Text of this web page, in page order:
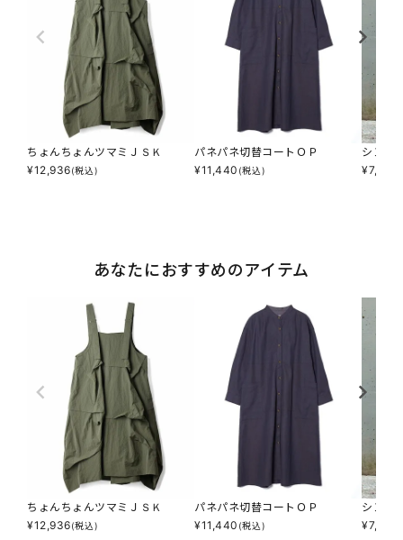
ちょんちょんツマミＪＳＫ
¥12,936(税込)
パネパネ切替コートＯＰ
¥11,440 (税込)
シンプ
¥7,590
あなたにおすすめのアイテム
ちょんちょんツマミＪＳＫ
¥12,936(税込)
パネパネ切替コートＯＰ
¥11,440 (税込)
シンプ
¥7,590